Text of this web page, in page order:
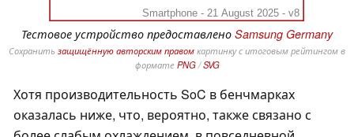
Smartphone - 21 August 2025 - v8
Тестовое устройство предоставлено Samsung Germany
Сохранить защищённую авторским правомкартинку с итоговым рейтингом в
формате PNG/SVG
Хотя производительность SoC в бенчмарках
оказалась ниже, что, вероятно, также связано с